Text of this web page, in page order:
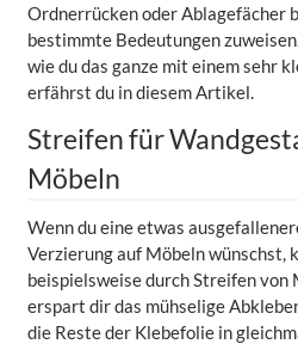
Ordnerrücken oder Ablagefächer
bestimmte Bedeutungen
wie du das ganze mit einem sehr
erfährst du in diesem Artikel.
Streifen für
Möbeln
Wenn du eine etwas
Verzierung auf Möbeln wünschst,
beispielsweise durch Streifen von
erspart dir das mühselige
die Reste der Klebefolie in